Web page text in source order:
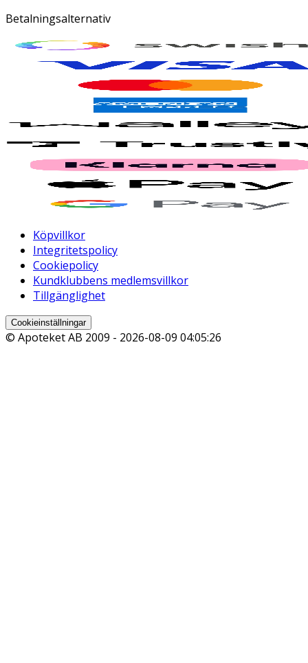
Betalningsalternativ
Köpvillkor
Integritetspolicy
Cookiepolicy
Kundklubbens medlemsvillkor
Tillgänglighet
Cookieinställningar
© Apoteket AB 2009 - 2026-08-09 04:05:26